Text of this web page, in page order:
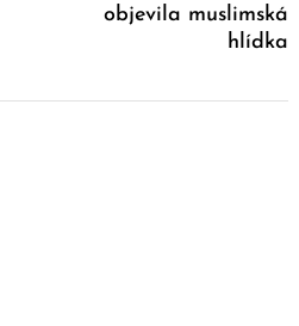
objevila muslimská
hlídka